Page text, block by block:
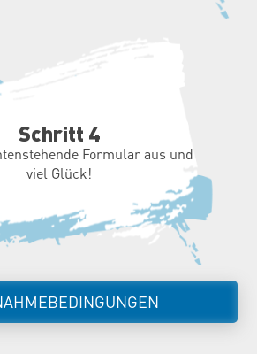
Schritt 4
Formular aus und
viel Glück!